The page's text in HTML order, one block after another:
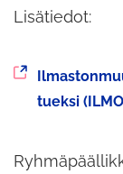
Lisätiedot:
Siirryt
toiseen
tueksi